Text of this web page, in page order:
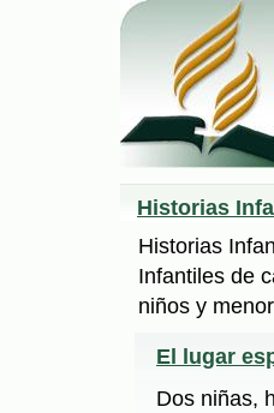
Historias
Historias
Infantiles de
niños y
El lugar
Dos niñas,